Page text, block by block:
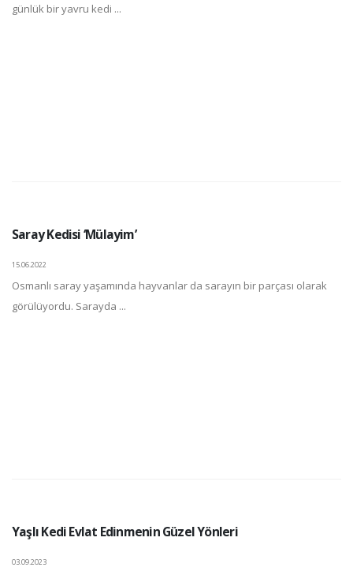
günlük bir yavru kedi ...
Saray Kedisi ‘Mülayim’
15.06.2022
Osmanlı saray yaşamında hayvanlar da sarayın bir parçası olarak
görülüyordu. Sarayda ...
Yaşlı Kedi Evlat Edinmenin Güzel Yönleri
03.09.2023